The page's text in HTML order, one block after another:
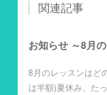
関連記事
お知らせ ～8月
8月のレッスンはど
は半額)夏休み、た